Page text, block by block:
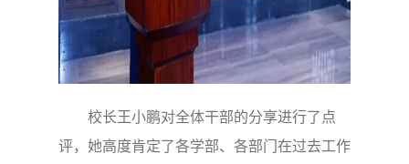
校长王小鹏对全体干部的分享进行了点
评，她高度肯定了各学部、各部门在过去工作